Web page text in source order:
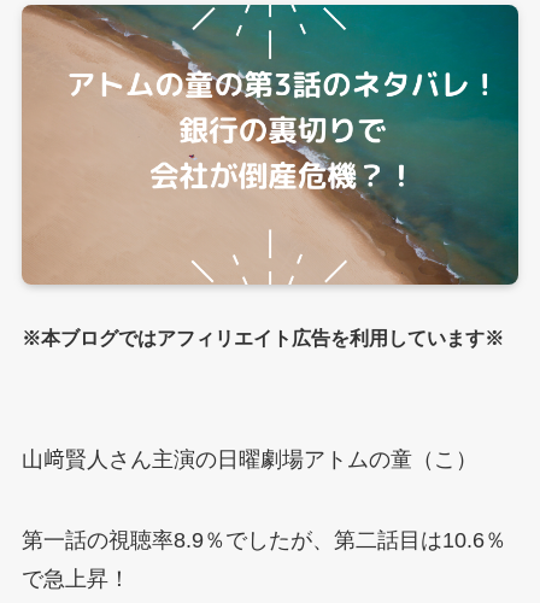
※本ブログではアフィリエイト広告を利用しています※
山﨑賢人さん主演の日曜劇場アトムの童（こ）
第一話の視聴率8.9％でしたが、第二話目は10.6％
で急上昇！